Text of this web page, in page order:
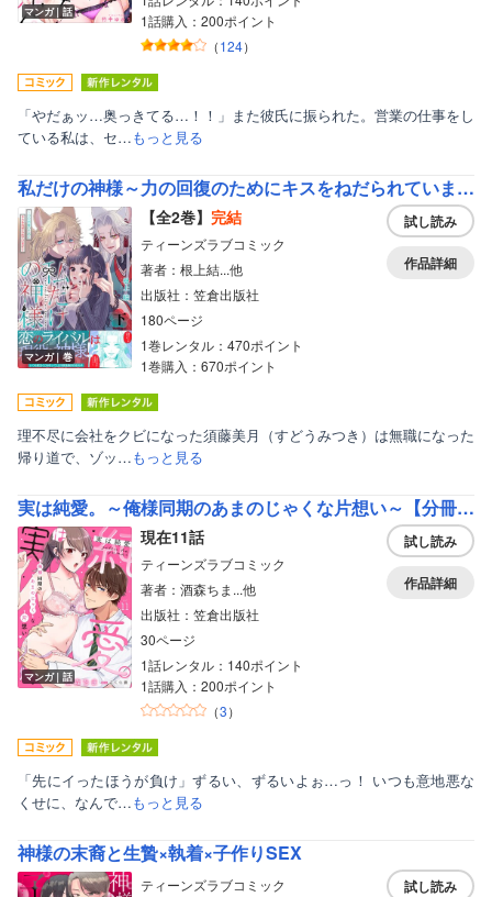
マンガ｜話
1話購入：200ポイント
（124）
「やだぁッ…奥っきてる…！！」また彼氏に振られた。営業の仕事をし
ている私は、セ…もっと見る
私だけの神様～力の回復のためにキスをねだられています～【Renta！限定描き下ろし付き電子単行本】
マンガ｜巻
【全2巻】 完結
ティーンズラブコミック
著者：根上結...他
出版社：笠倉出版社
180ページ
1巻レンタル：470ポイント
1巻購入：670ポイント
試し読み
作品詳細
理不尽に会社をクビになった須藤美月（すどうみつき）は無職になった
帰り道で、ゾッ…もっと見る
実は純愛。～俺様同期のあまのじゃくな片想い～【分冊版】
マンガ｜話
現在11話
ティーンズラブコミック
著者：酒森ちま...他
出版社：笠倉出版社
30ページ
1話レンタル：140ポイント
1話購入：200ポイント
（3）
試し読み
作品詳細
「先にイったほうが負け」ずるい、ずるいよぉ…っ！ いつも意地悪な
くせに、なんで…もっと見る
神様の末裔と生贄×執着×子作りSEX
ティーンズラブコミック
試し読み
ボーイズラブ
ティーンズラブ
美女・美少女
女性写真集